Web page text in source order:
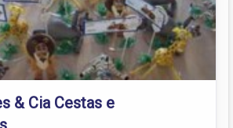
& Cia Cestas e